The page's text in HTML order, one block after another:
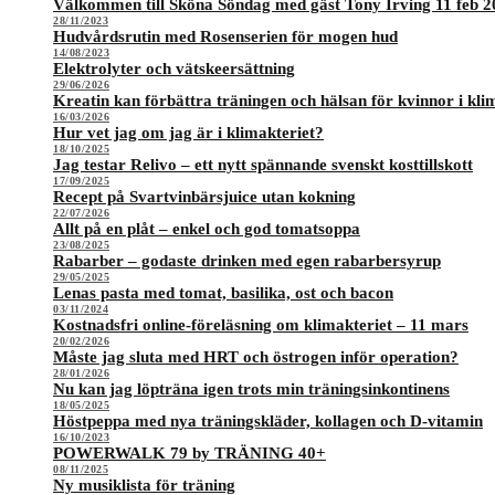
Välkommen till Sköna Söndag med gäst Tony Irving 11 feb
28/11/2023
Hudvårdsrutin med Rosenserien för mogen hud
14/08/2023
Elektrolyter och vätskeersättning
29/06/2026
Kreatin kan förbättra träningen och hälsan för kvinnor i
16/03/2026
Hur vet jag om jag är i klimakteriet?
18/10/2025
Jag testar Relivo – ett nytt spännande svenskt kosttillskott
17/09/2025
Recept på Svartvinbärsjuice utan kokning
22/07/2026
Allt på en plåt – enkel och god tomatsoppa
23/08/2025
Rabarber – godaste drinken med egen rabarbersyrup
29/05/2025
Lenas pasta med tomat, basilika, ost och bacon
03/11/2024
Kostnadsfri online-föreläsning om klimakteriet – 11 mars
20/02/2026
Måste jag sluta med HRT och östrogen inför operation?
28/01/2026
Nu kan jag löpträna igen trots min träningsinkontinens
18/05/2025
Höstpeppa med nya träningskläder, kollagen och D-vitamin
16/10/2023
POWERWALK 79 by TRÄNING 40+
08/11/2025
Ny musiklista för träning